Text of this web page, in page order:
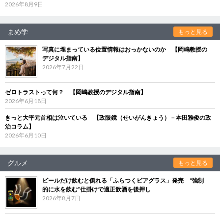
2026年8月9日
まめ学 もっと見る
写真に埋まっている位置情報はおっかないのか 【岡嶋教授の
デジタル指南】
2026年7月22日
ゼロトラストって何？ 【岡嶋教授のデジタル指南】
2026年6月18日
きっと大平元首相は泣いている 【政眼鏡（せいがんきょう）－本田雅俊の政
治コラム】
2026年6月10日
グルメ もっと見る
ビールだけ飲むと倒れる「ふらつくビアグラス」発売 “強制
的に水を飲む”仕掛けで適正飲酒を後押し
2026年8月7日